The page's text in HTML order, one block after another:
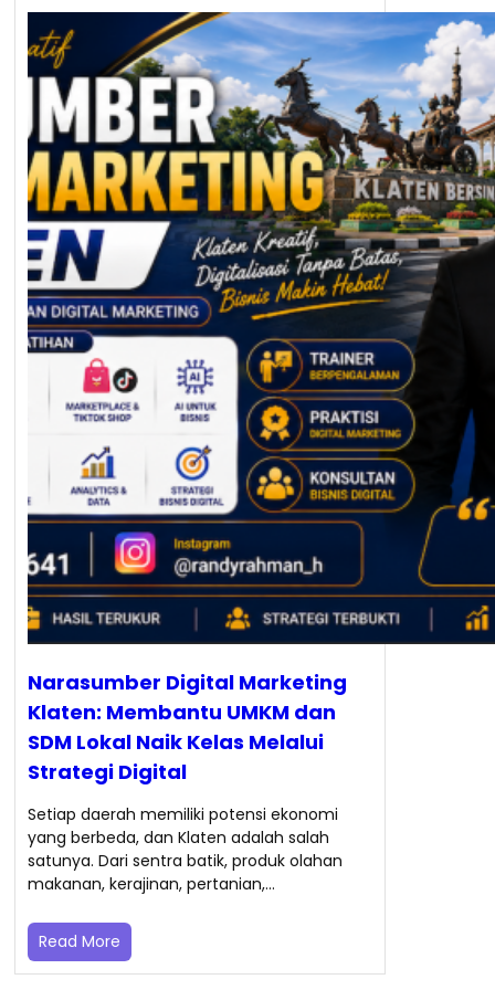
Narasumber Digital Marketing
Klaten: Membantu UMKM dan
SDM Lokal Naik Kelas Melalui
Strategi Digital
Setiap daerah memiliki potensi ekonomi
yang berbeda, dan Klaten adalah salah
satunya. Dari sentra batik, produk olahan
makanan, kerajinan, pertanian,…
Read More